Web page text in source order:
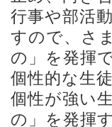
行事や部活
すので、さ
の」を発揮
個性的な生
個性が強い
の」を発揮